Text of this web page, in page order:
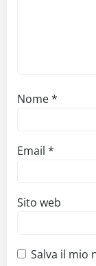
Nome*
Email *
Sito web
Salva il mio